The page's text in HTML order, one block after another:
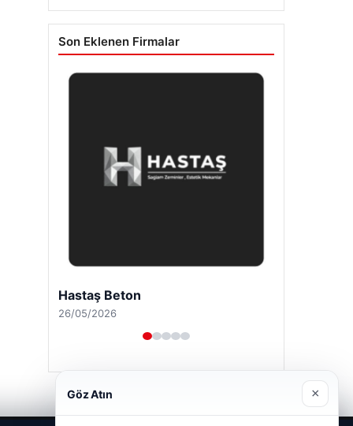
Son Eklenen Firmalar
Hastaş Beton
26/05/2026
Göz Atın ×